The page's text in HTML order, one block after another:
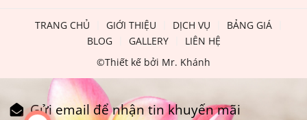
TRANG CHỦ GIỚI THIỆU DỊCH VỤ
BẢNG GIÁ
BLOG
GALLERY
LIÊN HỆ
©Thiết kế bởi Mr. Khánh
Gửi email để nhận tin khuyến mãi